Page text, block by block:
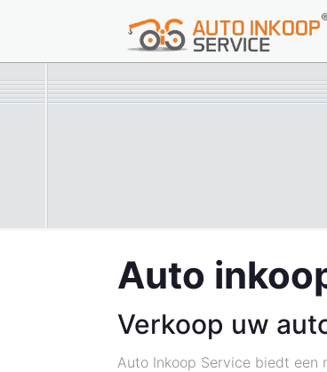
Auto
Verkoop uw
Auto Inkoop Service biedt een